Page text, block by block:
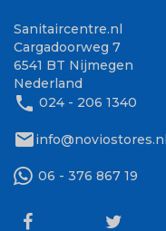
Sanitaircentre.nl
Cargadoorweg 7
6541 BT Nijmegen
Nederland
phone 024 - 206 1340
mailinfo@noviostores.nl
06 - 376 867 19